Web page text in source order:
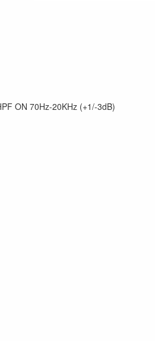
ON 70Hz-20KHz (+1/-3dB)